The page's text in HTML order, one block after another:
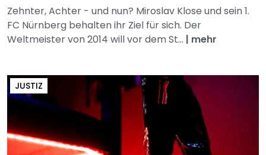
Zehnter, Achter - und nun? Miroslav Klose und sein 1.
FC Nürnberg behalten ihr Ziel für sich. Der
Weltmeister von 2014 will vor dem St... | mehr
JUSTIZ